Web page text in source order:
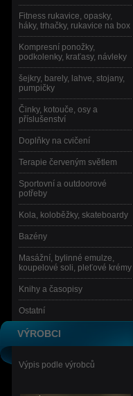
Fitness rukavice, opasky,
háky, trhačky, rukavice na box
Kompresní ponožky,
podkolenky, kraťasy, návleky
šejkry, barely, lahve, stojany,
pumpičky
Činky, kotouče, osy a
příslušenství
Doplňky na cvičení
Terapie červeným světlem
Sportovní a outdoorové
potřeby
Kola, koloběžky, skateboardy
Bazény
Masážní, bylinné emulze,
koupelové soli, pleťové krémy
Knihy a časopisy
Ostatní
VÝROBCI
Výpis podle výrobců